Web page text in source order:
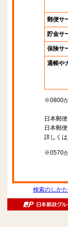
郵便サ
貯金サ
保険サ
通帳や
※0800
日本郵
日本郵
詳しくは
※0570
検索のしかた